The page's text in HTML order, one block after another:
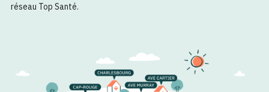
réseau Top Santé.